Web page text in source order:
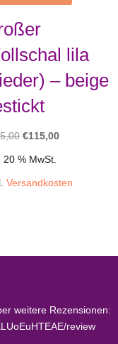
lila
– beige
Ursprünglicher
€135,00
€115,00Aktueller
€115,00.
20 % MwSt.
Versandkosten
weitere Rezensionen:
review